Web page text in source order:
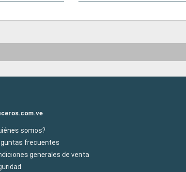
somos?
frecuentes
generales de venta